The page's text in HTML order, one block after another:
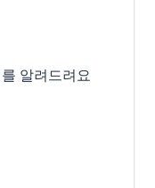
알려드려요